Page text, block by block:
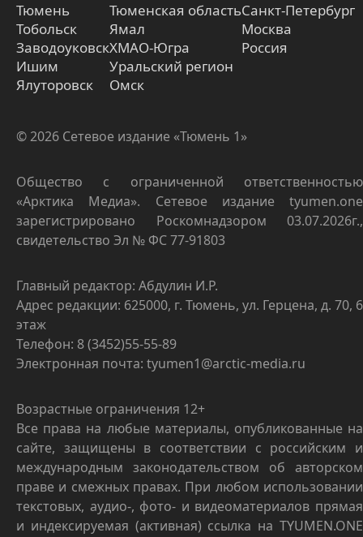
Тюмень
Тобольск
Заводоуковск
Ишим
Ялуторовск
Тюменская область
Ямал
ХМАО-Югра
Уральский регион
Омск
Санкт-Петербург
Москва
Россия
© 2026 Сетевое издание «Тюмень 1»
Общество с ограниченной ответственностью
«Арктика Медиа». Сетевое издание tyumen.one
зарегистрировано Роскомнадзором 03.07.2026г.,
свидетельство Эл № ФС 77-91803
Главный редактор: Абдулин И.Р.
Адрес редакции: 625000, г. Тюмень, ул. Герцена, д. 70, 6
этаж
Телефон: 8 (3452)55-55-89
Электронная почта: tyumen1@arctic-media.ru
Возрастные ограничения 12+
Все права на любые материалы, опубликованные на
сайте, защищены в соответствии с российским и
международным законодательством об авторском
праве и смежных правах. При любом использовании
текстовых, аудио-, фото- и видеоматериалов прямая
и индексируемая (активная) ссылка на TYUMEN.ONE